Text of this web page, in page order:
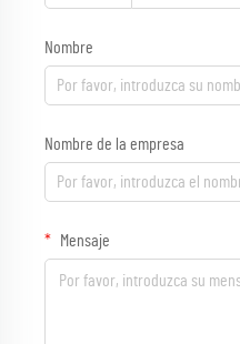
Nombre
Nombre de la empresa
Mensaje